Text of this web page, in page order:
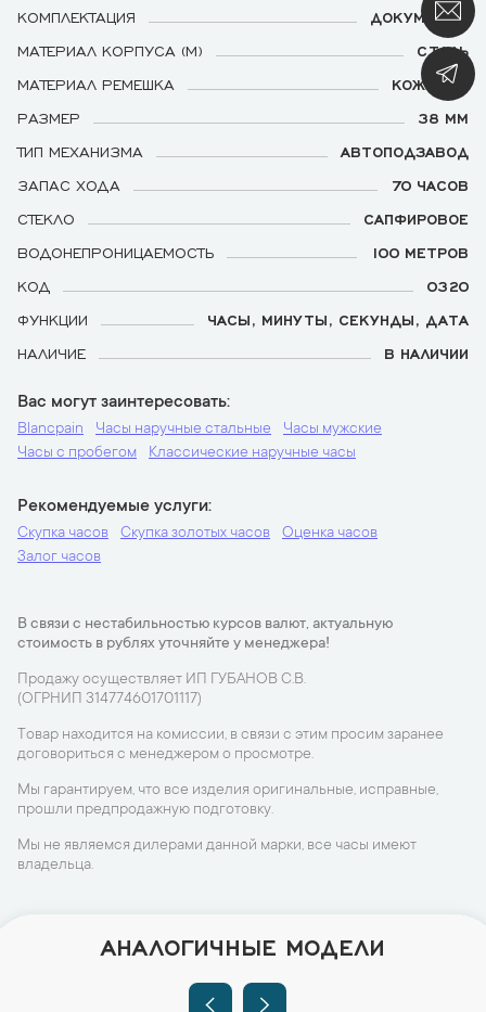
КОМПЛЕКТАЦИЯ
ДОКУМЕНТЫ
МАТЕРИАЛ КОРПУСА (М)
СТАЛЬ
МАТЕРИАЛ РЕМЕШКА
КОЖАНЫЙ
РАЗМЕР
38 ММ
ТИП МЕХАНИЗМА
АВТОПОДЗАВОД
ЗАПАС ХОДА
70 ЧАСОВ
СТЕКЛО
САПФИРОВОЕ
ВОДОНЕПРОНИЦАЕМОСТЬ
100 МЕТРОВ
КОД
0320
ФУНКЦИИ
ЧАСЫ, МИНУТЫ, СЕКУНДЫ, ДАТА
НАЛИЧИЕ
В НАЛИЧИИ
Вас могут заинтересовать
Blancpain Часы наручные стальные
Часы мужские
Часы с пробегом
Классические наручные часы
Рекомендуемые услуги
Скупка часов Скупка золотых часов
Оценка часов
Залог часов
В связи с нестабильностью курсов валют, актуальную
стоимость в рублях уточняйте у менеджера!
Продажу осуществляет ИП ГУБАНОВ С.В.
(ОГРНИП 314774601701117)
Товар находится на комиссии, в связи с этим просим заранее
договориться с менеджером о просмотре.
Мы гарантируем, что все изделия оригинальные, исправные,
прошли предпродажную подготовку.
Мы не являемся дилерами данной марки, все часы имеют
владельца.
АНАЛОГИЧНЫЕ МОДЕЛИ